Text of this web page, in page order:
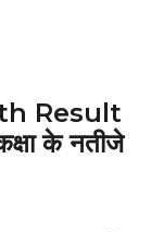
Result
के नतीजे